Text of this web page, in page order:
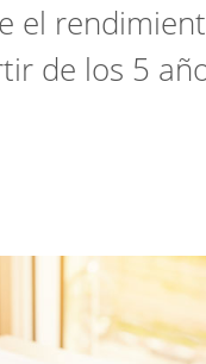
el
de los 5